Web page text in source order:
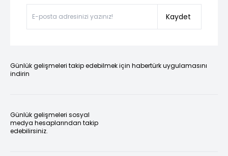
Kaydet
Günlük gelişmeleri takip edebilmek için habertürk uygulamasını
indirin
Günlük gelişmeleri sosyal
medya hesaplarından takip
edebilirsiniz.